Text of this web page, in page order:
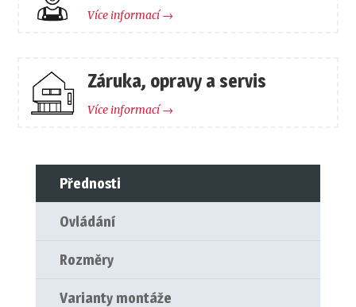
Více informací →
Záruka, opravy a servis
Více informací →
Přednosti
Ovládání
Rozměry
Varianty montáže